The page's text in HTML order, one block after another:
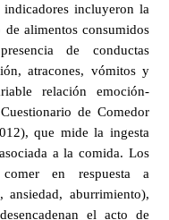
incluyeron la
alimentos consumidos
de conductas
atracones, vómitos y
relación emoción-
de Comedor
que mide la ingesta
a la comida. Los
comer en respuesta a
ansiedad, aburrimiento),
el acto de